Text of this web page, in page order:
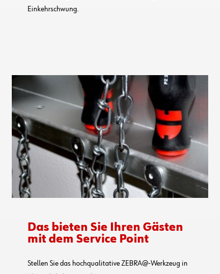
Einkehrschwung.
Das bieten Sie Ihren Gästen
mit dem Service Point
Stellen Sie das hochqualitative ZEBRA@-Werkzeug in